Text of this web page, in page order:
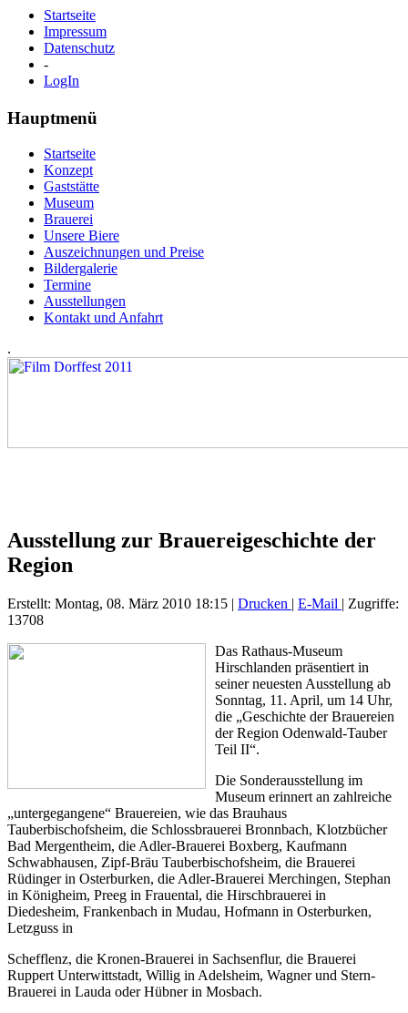
Startseite
Impressum
Datenschutz
-
LogIn
Hauptmenü
Startseite
Konzept
Gaststätte
Museum
Brauerei
Unsere Biere
Auszeichnungen und Preise
Bildergalerie
Termine
Ausstellungen
Kontakt und Anfahrt
.
Ausstellung zur Brauereigeschichte der
Region
Erstellt: Montag, 08. März 2010 18:15 | Drucken | E-Mail | Zugriffe:
13708
Das Rathaus-Museum
Hirschlanden präsentiert in
seiner neuesten Ausstellung ab
Sonntag, 11. April, um 14 Uhr,
die „Geschichte der Brauereien
der Region Odenwald-Tauber
Teil II“.
Die Sonderausstellung im
Museum erinnert an zahlreiche
„untergegangene“ Brauereien, wie das Brauhaus
Tauberbischofsheim, die Schlossbrauerei Bronnbach, Klotzbücher
Bad Mergentheim, die Adler-Brauerei Boxberg, Kaufmann
Schwabhausen, Zipf-Bräu Tauberbischofsheim, die Brauerei
Rüdinger in Osterburken, die Adler-Brauerei Merchingen, Stephan
in Königheim, Preeg in Frauental, die Hirschbrauerei in
Diedesheim, Frankenbach in Mudau, Hofmann in Osterburken,
Letzguss in
Schefflenz, die Kronen-Brauerei in Sachsenflur, die Brauerei
Ruppert Unterwittstadt, Willig in Adelsheim, Wagner und Stern-
Brauerei in Lauda oder Hübner in Mosbach.